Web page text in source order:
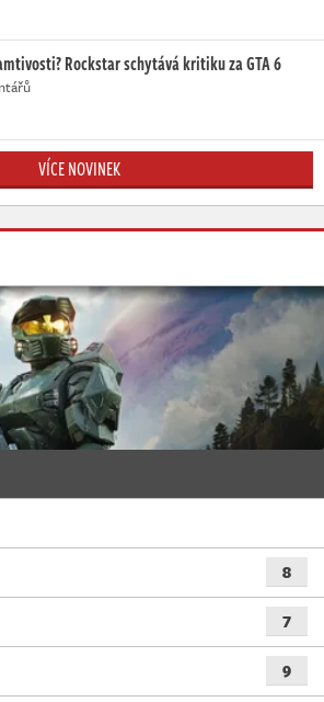
Rockstar schytává kritiku za GTA 6
VÍCE NOVINEK
8
7
9